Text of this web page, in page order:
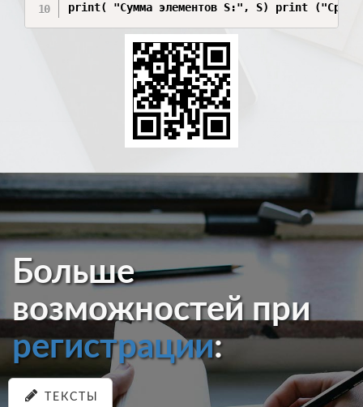
print( "Сумма элементов S:", S) print
Больше
возможностей при
регистрации:
ТЕКСТЫ